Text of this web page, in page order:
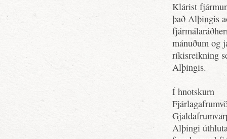
Klárist
það Alþingis
mánuðum og
ríkisreikning
Alþingis.
Í hnotskurn
Alþingi